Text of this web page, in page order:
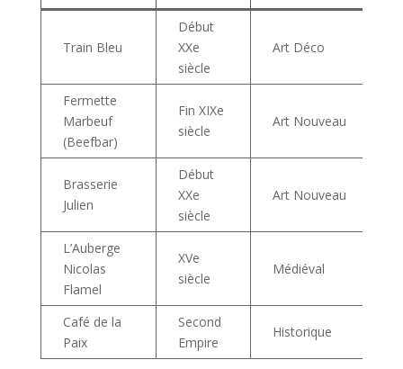
Train Bleu
Début
XXe
siècle
Art Déco
Fermette
Marbeuf
(Beefbar)
Fin XIXe
siècle
Art Nouveau
Brasserie
Julien
Début
XXe
siècle
Art Nouveau
L’Auberge
Nicolas
Flamel
XVe
siècle
Médiéval
Café de la
Paix
Second
Empire
Historique